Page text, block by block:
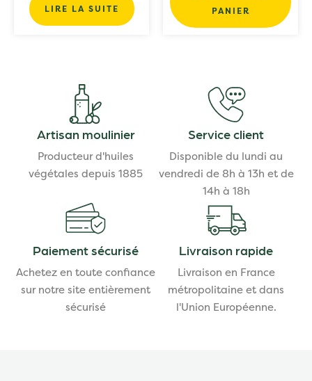
LIRE LA SUITE
PANIER
Artisan moulinier
Producteur d'huiles
végétales depuis 1885
Service client
Disponible du lundi au
vendredi de 8h à 13h et de
14h à 18h
Paiement sécurisé
Achetez en toute confiance
sur notre site entièrement
sécurisé
Livraison rapide
Livraison en France
métropolitaine et dans
l'Union Européenne.